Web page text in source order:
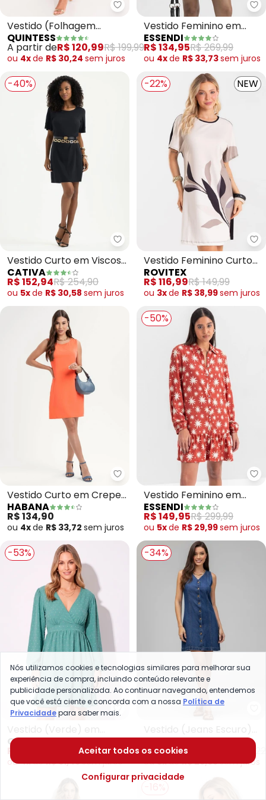
Quintess - Vestido (Folhagem
Vestido (Folhagem
Bordada Localizada) em
Malha Fri
QUINTESS
A partir deR$ 120,99R$ 199,99
ou 4xde R$ 30,24 sem juros
Vestido Feminino em
Tricoline Madhi (Preto)
ESSENDI
R$ 134,95R$ 269,99
ou 4xde R$ 33,73sem juros
-40%
Vestido Curto em Viscose
(Preto)
CATIVA
R$ 152,94R$ 254,90
ou 5xde R$ 30,58 sem juros
-22% NEW
Vestido Feminino Curto
Viscotorcion (Preto)
ROVITEX
R$ 116,99R$ 149,99
ou 3xde R$ 38,99sem juros
Habana - Vestido Curto em
Vestido Curto em Crepe
(Laranja)
HABANA
R$ 134,90
ou 4xde R$ 33,72 sem juros
-50%
Vestido Feminino em
Viscose (Vermelho)
ESSENDI
R$ 149,95R$ 299,99
ou 5xde R$ 29,99sem juros
-53%
Quintess - Vestido (Verde) em
Crepe Plano
Maquinetado
QUINTESS
R$ 125,99 R$ 269,99
ou4xdeR$ 31,49semjuros
-34%
em Jeans
QUINTESS
A partir de
ou5xdeR$ 29,99semjuros
Nós utilizamos cookies e tecnologias similares para melhorar sua
experiência de compra, incluindo conteúdo relevante e
publicidade personalizada. Ao continuar navegando, entendemos
que você está ciente e concorda com a nossa Política de
Privacidadepara saber mais.
Aceitar todos os cookies
Configurar privacidade